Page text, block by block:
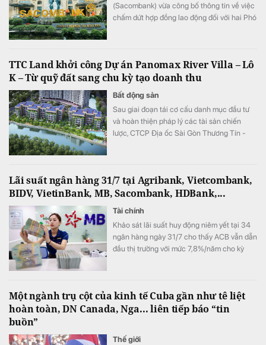
(Sacombank) vừa công bố thông tin về việc
chấm dứt hợp đồng lao động đối với hai Phó
TTC Land khởi công Dự án Panomax River Villa – Lô
K – Từ quỹ đất sang chu kỳ tạo doanh thu
Bất động sản
Sau giai đoạn tái cơ cấu danh mục đầu tư
và hoàn thiện pháp lý các tài sản chiến
lược, CTCP Địa ốc Sài Gòn Thương Tín -
Lãi suất ngân hàng 31/7 tại Agribank, Vietcombank,
BIDV, VietinBank, MB, Sacombank, HDBank,...
Tài chính
Khảo sát lãi suất huy động niêm yết tại 34
ngân hàng ngày 31/7 cho thấy ACB vẫn dẫn
đầu thị trường với mức 7,8%/năm cho kỳ
Một ngành trụ cột của kinh tế Cuba gần như tê liệt
hoàn toàn, DN Canada, Nga... liên tiếp báo “tin
buồn”
Thế giới